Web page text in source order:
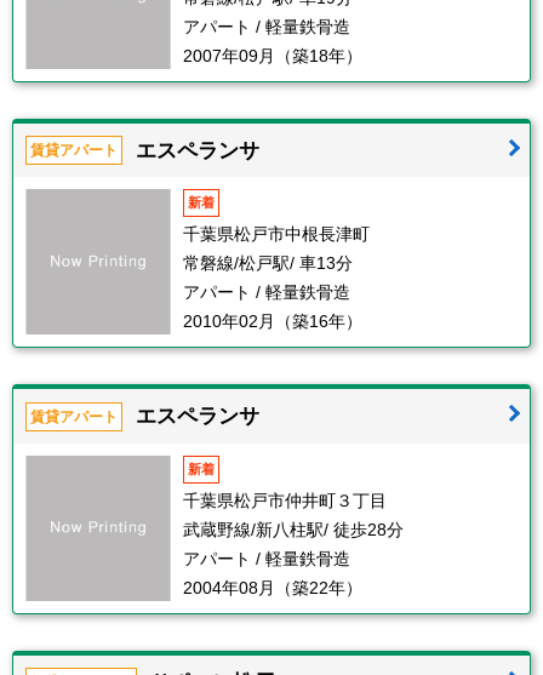
アパート / 軽量鉄骨造
2007年09月（築18年）
賃貸アパート エスペランサ
新着
千葉県松戸市中根長津町
常磐線/松戸駅/ 車13分
アパート / 軽量鉄骨造
2010年02月（築16年）
賃貸アパート エスペランサ
新着
千葉県松戸市仲井町３丁目
武蔵野線/新八柱駅/ 徒歩28分
アパート / 軽量鉄骨造
2004年08月（築22年）